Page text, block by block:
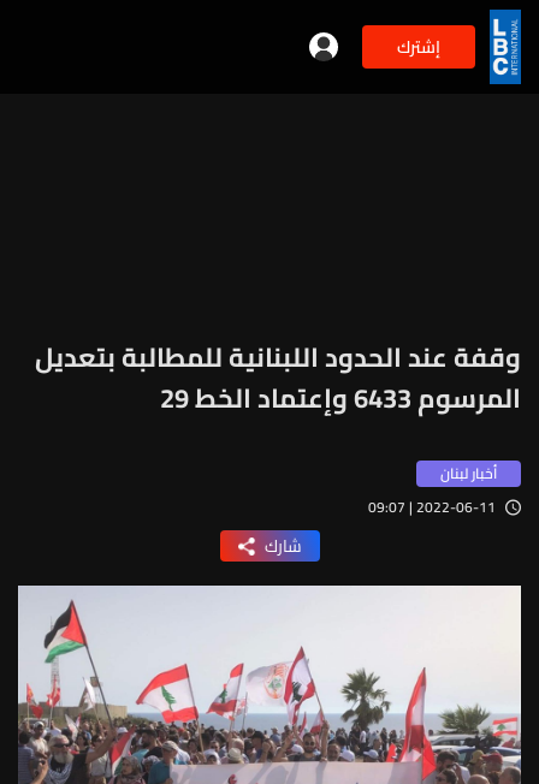
إشترك
وقفة عند الحدود اللبنانية للمطالبة بتعديل
المرسوم 6433 وإعتماد الخط 29
أخبار لبنان
2022-06-11 | 09:07
شارك